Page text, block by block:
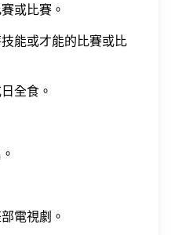
或比賽。
能或才能的比賽或比
全食。
電視劇。